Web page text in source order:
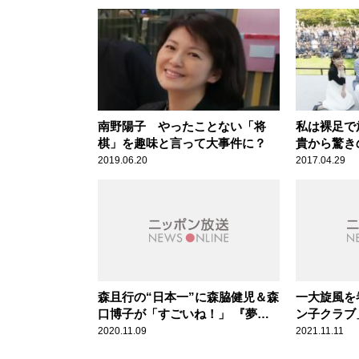
南野陽子 やったことない「将
棋」を趣味と言って大事件に？
2019.06.20
私は裸足
貴から驚
情報】
2017.04.29
森且行の“日本一”に森脇健児＆森
口博子が「すごいね！」 『夢が
MORI MORI』コンビが祝福
2020.11.09
一大旋風
ン子クラ
2021.11.11